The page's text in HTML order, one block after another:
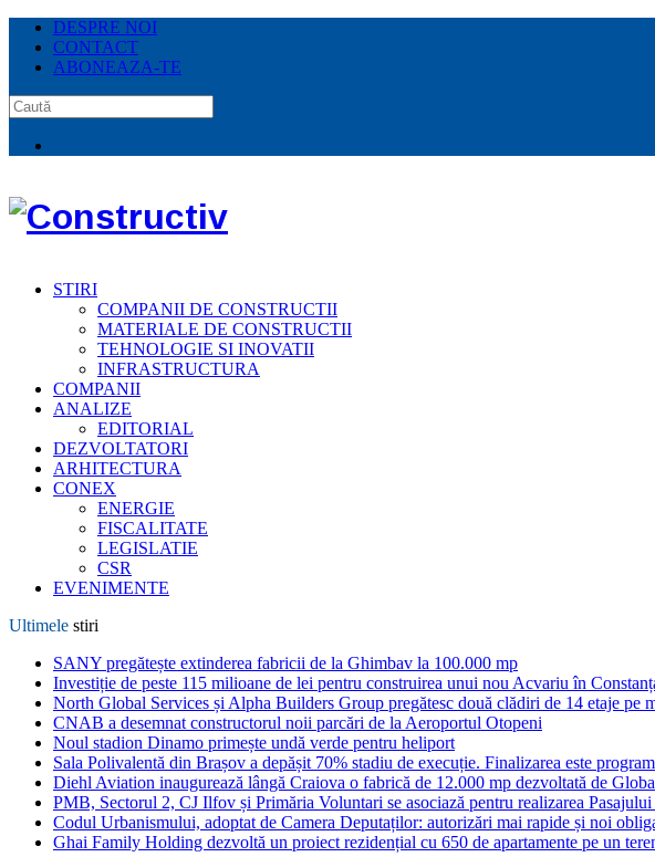
DESPRE NOI
CONTACT
ABONEAZA-TE
STIRI
COMPANII DE CONSTRUCTII
MATERIALE DE CONSTRUCTII
TEHNOLOGIE SI INOVATII
INFRASTRUCTURA
COMPANII
ANALIZE
EDITORIAL
DEZVOLTATORI
ARHITECTURA
CONEX
ENERGIE
FISCALITATE
LEGISLATIE
CSR
EVENIMENTE
Ultimele stiri
SANY pregătește extinderea fabricii de la Ghimbav la 100.000 mp
Investiție de peste 115 milioane de lei pentru construirea unui nou Acvariu în
North Global Services și Alpha Builders Group pregătesc două clădiri de 14 etaje pe
CNAB a desemnat constructorul noii parcări de la Aeroportul Otopeni
Noul stadion Dinamo primește undă verde pentru heliport
Sala Polivalentă din Brașov a depășit 70% stadiu de execuție. Finalizarea este
Diehl Aviation inaugurează lângă Craiova o fabrică de 12.000 mp dezvoltată de
PMB, Sectorul 2, CJ Ilfov și Primăria Voluntari se asociază pentru realizarea Pasajului
Codul Urbanismului, adoptat de Camera Deputaților: autorizări mai rapide și noi
Ghai Family Holding dezvoltă un proiect rezidențial cu 650 de apartamente pe un